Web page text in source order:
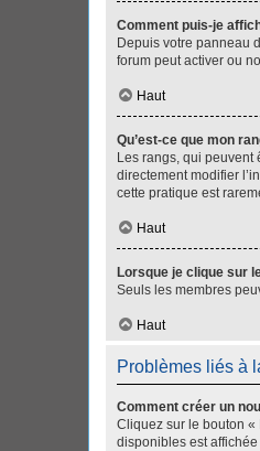
Comment puis-je
Depuis votre panneau
forum peut activer ou
Haut
Qu’est-ce que mon
Les rangs, qui peuvent
directement modifier
cette pratique est
Haut
Lorsque je clique sur
Seuls les membres
Haut
Problèmes liés à
Comment créer un
Cliquez sur le bouton «
disponibles est